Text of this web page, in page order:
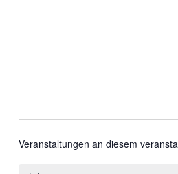
Veranstaltungen an diesem